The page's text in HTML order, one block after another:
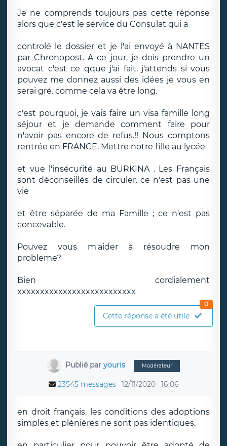
Je ne comprends toujours pas cette réponse
alors que c'est le service du Consulat qui a
controlé le dossier et je l'ai envoyé à NANTES
par Chronopost. A ce jour, je dois prendre un
avocat c'est ce qque j'ai fait. j'attends si vous
pouvez me donnez aussi des idées je vous en
serai gré. comme cela va être long.
c'est pourquoi, je vais faire un visa famille long
séjour et je demande comment faire pour
n'avoir pas encore de refus.!! Nous comptons
rentrée en FRANCE. Mettre notre fille au lycée
et vue l'insécurité au BURKINA . Les Français
sont déconseillés de circuler. ce n'est pas une
vie
et être séparée de ma Famille ; ce n'est pas
concevable.
Pouvez vous m'aider à résoudre mon
probleme?
Bien cordialement
xxxxxxxxxxxxxxxxxxxxxxxxxx
Cette réponse a été utile
0
Publié par youris Modérateur
23545 messages 12/11/2020 16:06
en droit français, les conditions des adoptions
simples et plénières ne sont pas identiques.